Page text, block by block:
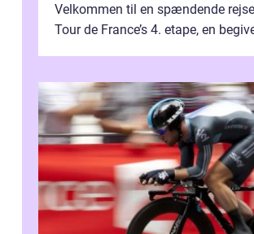
Velkommen til en spændende
Tour de France’s 4. etape, en